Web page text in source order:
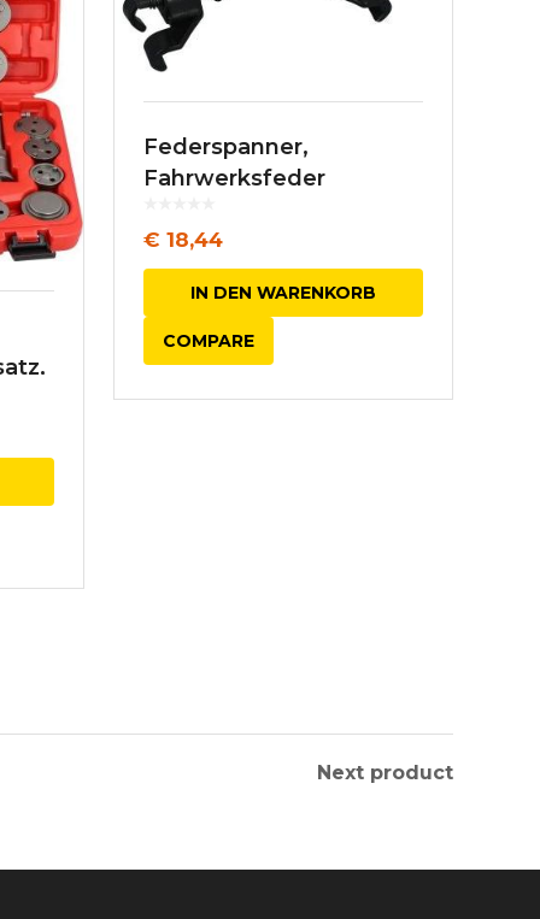
Federspanner,
Fahrwerksfeder
€ 18,44
IN DEN WARENKORB
COMPARE
Next product